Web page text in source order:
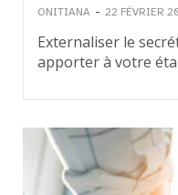
ONITIANA - 22 FÉVRIER
Externaliser le
apporter à votre